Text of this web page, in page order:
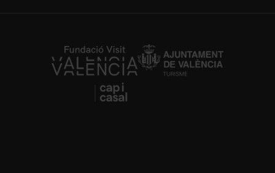
https://fundacion.visitvalencia.com/